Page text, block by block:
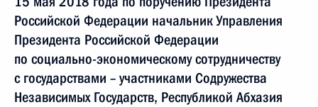
Российской Федерации начальник Управления
Президента Российской Федерации
по социально-экономическому сотрудничеству
с государствами – участниками Содружества
Независимых Государств, Республикой Абхазия